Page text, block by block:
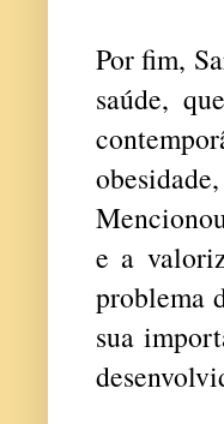
Por fim,
saúde,
e a
problema
sua